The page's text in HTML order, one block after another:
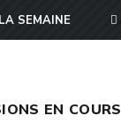
SEMAINE
EN COURS